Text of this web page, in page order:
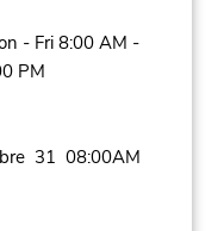
- Fri 8:00 AM -
PM
31 08:00AM